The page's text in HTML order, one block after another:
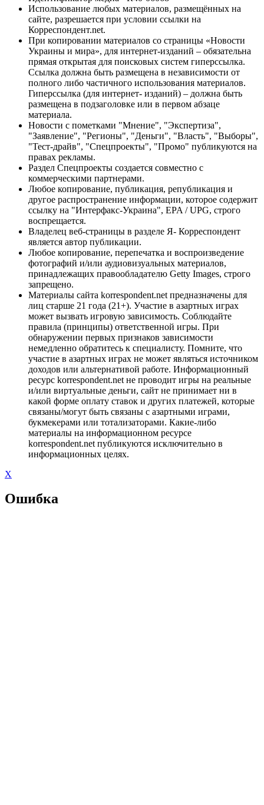
Использование любых материалов, размещённых на
сайте, разрешается при условии ссылки на
Корреспондент.net.
При копировании материалов со страницы «Новости
Украины и мира», для интернет-изданий – обязательна
прямая открытая для поисковых систем гиперссылка.
Ссылка должна быть размещена в независимости от
полного либо частичного использования материалов.
Гиперссылка (для интернет- изданий) – должна быть
размещена в подзаголовке или в первом абзаце
материала.
Новости с пометками "Мнение", "Экспертиза",
"Заявление", "Регионы", "Деньги", "Власть", "Выборы",
"Тест-драйв", "Спецпроекты", "Промо" публикуются на
правах рекламы.
Раздел Спецпроекты создается совместно с
коммерческими партнерами.
Любое копирование, публикация, републикация и
другое распространение информации, которое содержит
ссылку на "Интерфакс-Украина", EPA / UPG, строго
воспрещается.
Владелец веб-страницы в разделе Я- Корреспондент
является автор публикации.
Любое копирование, перепечатка и воспроизведение
фотографий и/или аудиовизуальных материалов,
принадлежащих правообладателю Getty Images, строго
запрещено.
Материалы сайта korrespondent.net предназначены для
лиц старше 21 года (21+). Участие в азартных играх
может вызвать игровую зависимость. Соблюдайте
правила (принципы) ответственной игры. При
обнаружении первых признаков зависимости
немедленно обратитесь к специалисту. Помните, что
участие в азартных играх не может являться источником
доходов или альтернативой работе. Информационный
ресурс korrespondent.net не проводит игры на реальные
и/или виртуальные деньги, сайт не принимает ни в
какой форме оплату ставок и других платежей, которые
связаны/могут быть связаны с азартными играми,
букмекерами или тотализаторами. Какие-либо
материалы на информационном ресурсе
korrespondent.net публикуются исключительно в
информационных целях.
X
Ошибка